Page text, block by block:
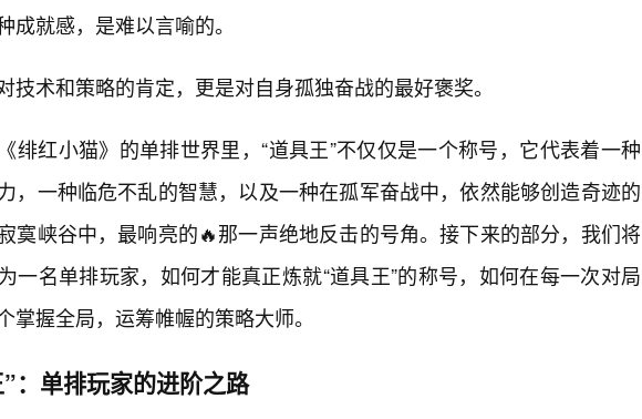
成就感，是难以言喻的。
技术和策略的肯定，更是对自身孤独奋战的最好褒奖。
绯红小猫》的单排世界里，“道具王”不仅仅是一个称号，它代表着一种
，一种临危不乱的智慧，以及一种在孤军奋战中，依然能够创造奇迹的
寞峡谷中，最响亮的🔥那一声绝地反击的号角。接下来的部分，我们将
一名单排玩家，如何才能真正炼就“道具王”的称号，如何在每一次对局
掌握全局，运筹帷幄的策略大师。
：单排玩家的进阶之路